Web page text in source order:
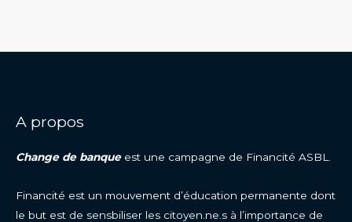
A propos
Change de banqueest une campagne de Financité ASBL.
Financité est un mouvement d’éducation permanente dont
le but est de sensbiliser les citoyen.ne.s à l’importance de